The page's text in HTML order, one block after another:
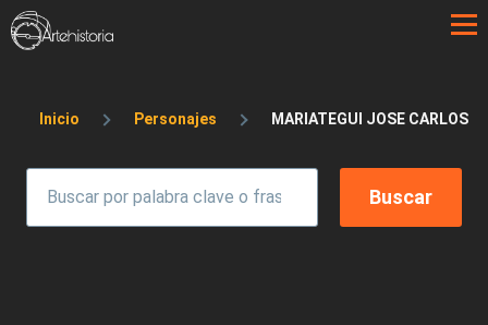
Pasar al contenido principal
Sobrescribir enlaces de ayuda a la
Inicio Personajes MARIATEGUI JOSE CARLOS